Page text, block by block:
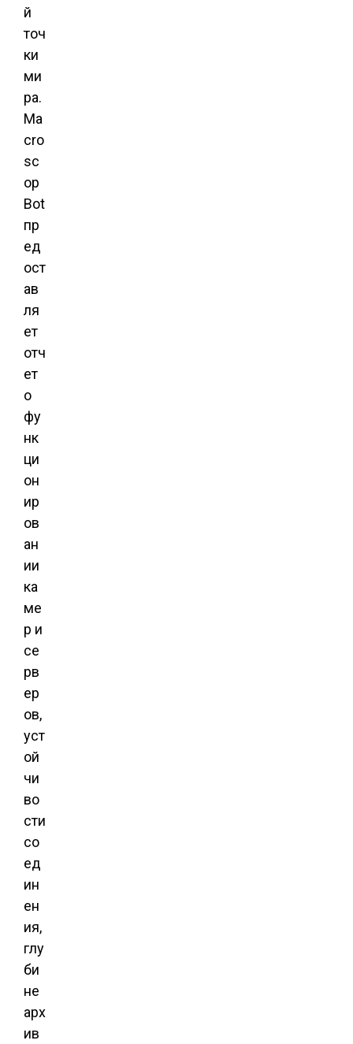
й
точ
ки
ми
ра.
Ma
cro
sc
op
Bot
пр
ед
ост
ав
ля
ет
отч
ет
о
фу
нк
ци
он
ир
ов
ан
ии
ка
ме
р и
се
рв
ер
ов,
уст
ой
чи
во
сти
со
ед
ин
ен
ия,
глу
би
не
арх
ив